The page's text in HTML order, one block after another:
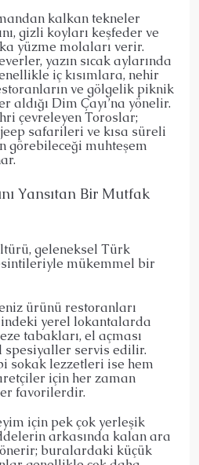
kalkan tekneler
gizli koyları keşfeder ve
yüzme molaları verir.
yazın sıcak aylarında
iç kısımlara, nehir
ve gölgelik piknik
aldığı Dim Çayı’na yönelir.
çevreleyen Toroslar;
safarileri ve kısa süreli
görebileceği muhteşem
Yansıtan Bir Mutfak
geleneksel Türk
mükemmel bir
ürünü restoranları
yerel lokantalarda
tabakları, el açması
spesiyaller servis edilir.
sokak lezzetleri ise hem
için her zaman
favorilerdir.
için pek çok yerleşik
arkasında kalan ara
buralardaki küçük